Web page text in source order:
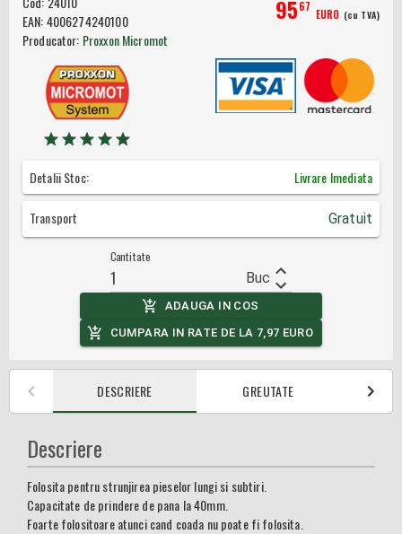
EAN:4006274240100
Producator: Proxxon Micromot
9567
EURO (cu TVA)
Detalii Stoc: Livrare Imediata
Transport Gratuit
Buc
Cantitate
ADAUGA IN COS
CUMPARA IN RATE DE LA 7,97 EURO
DESCRIERE GREUTATE
Descriere
Folosita pentru strunjirea pieselor lungi si subtiri.
Capacitate de prindere de pana la 40mm.
Foarte folositoare atunci cand coada nu poate fi folosita.